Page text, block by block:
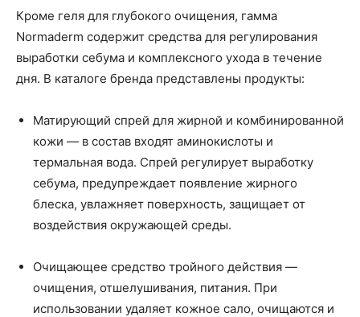
Кроме геля для глубокого очищения, гамма
Normaderm содержит средства для регулирования
выработки себума и комплексного ухода в течение
дня. В каталоге бренда представлены продукты:
Матирующий спрей для жирной и комбинированной
кожи — в состав входят аминокислоты и
термальная вода. Спрей регулирует выработку
себума, предупреждает появление жирного
блеска, увлажняет поверхность, защищает от
воздействия окружающей среды.
Очищающее средство тройного действия —
очищения, отшелушивания, питания. При
использовании удаляет кожное сало, очищаются и